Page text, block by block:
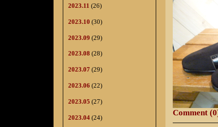
2023.11 (26)
2023.10 (30)
2023.09 (29)
2023.08 (28)
2023.07 (29)
2023.06 (22)
2023.05 (27)
2023.04 (24)
Comment